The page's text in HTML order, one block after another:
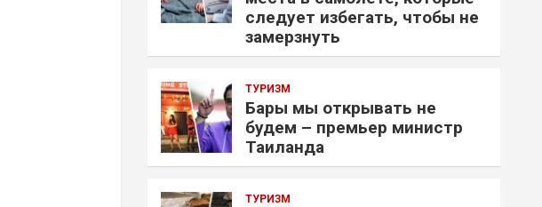
следует избегать, чтобы не
замерзнуть
ТУРИЗМ
Бары мы открывать не
будем – премьер министр
Таиланда
ТУРИЗМ